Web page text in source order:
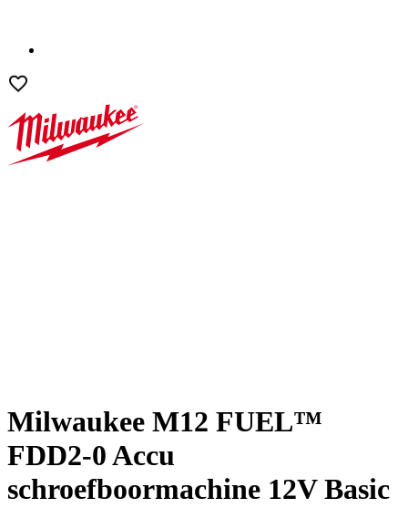
Milwaukee M12 FUEL™
FDD2-0 Accu
schroefboormachine 12V Basic